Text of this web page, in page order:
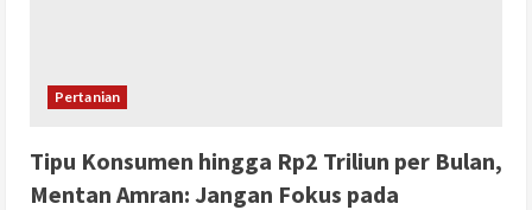
Pertanian
Tipu Konsumen hingga Rp2 Triliun per Bulan,
Mentan Amran: Jangan Fokus pada